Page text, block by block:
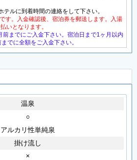
ルに到着時間の連絡をして下さい。
す。入金確認後、宿泊券を郵送します。入湯
いとなります。
までにご入金下さい。宿泊日まで1ヶ月以内
でに全額をご入金下さい。
温泉
○
アルカリ性単純泉
掛け流し
×